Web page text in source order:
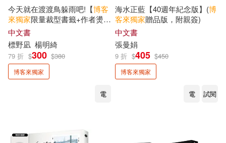
羅德．達爾(2) 羅毓嘉(2)
胡展誥(2) 艾倫・摩爾(2)
艾克哈特．托勒(2)
花於景(2)
今天就在渡渡鳥躲雨吧!【博客
來獨家限量裁型書籤+作者燙簽
扉頁】
中文書
標野凪 楊明綺
79 折 $300 $380
博客來獨家
電
海水正藍【40週年紀念版】(博
客來獨家贈品版，附親簽)
中文書
張曼娟
9 折 $405 $450
博客來獨家
電 試閱